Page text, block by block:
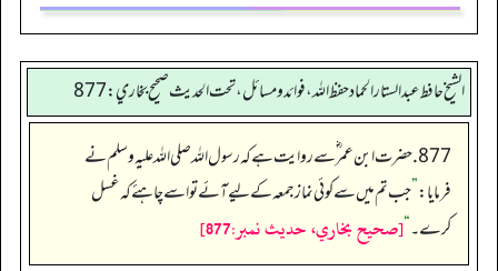
الشيخ حافط عبدالستار الحماد حفظ الله، فوائد و مسائل، تحت الحديث صحيح بخاري:877
877. حضرت ابن عمر ؓ سے روایت ہے کہ رسول اللہ صلی اللہ علیہ وسلم نے
فرمایا:”جب تم میں سے کوئی نماز جمعہ کے لیے آئے تو اسے چاہئے کہ غسل
کرے۔“[صحيح بخاري، حديث نمبر:877]